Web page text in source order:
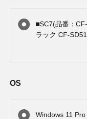
■SC7(品番：
ラック CF-
OS
Windows 11